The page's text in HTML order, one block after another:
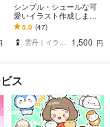
シンプル・シュールな可
愛いイラスト作成します
トレンド感・真面目過ぎ
ないイメージを求めてる
方へ
5.0 (47)
雲丹｜イラストレーター
1,500 円
ス